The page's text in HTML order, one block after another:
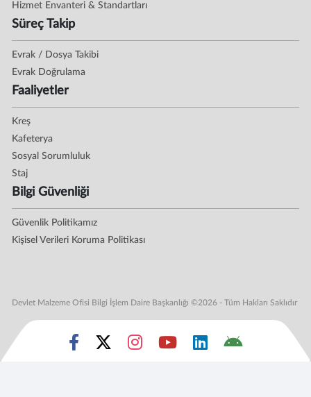
Hizmet Envanteri & Standartları
Süreç Takip
Evrak / Dosya Takibi
Evrak Doğrulama
Faaliyetler
Kreş
Kafeterya
Sosyal Sorumluluk
Staj
Bilgi Güvenliği
Güvenlik Politikamız
Kişisel Verileri Koruma Politikası
Devlet Malzeme Ofisi Bilgi İşlem Daire Başkanlığı ©2026 - Tüm Hakları Saklıdır